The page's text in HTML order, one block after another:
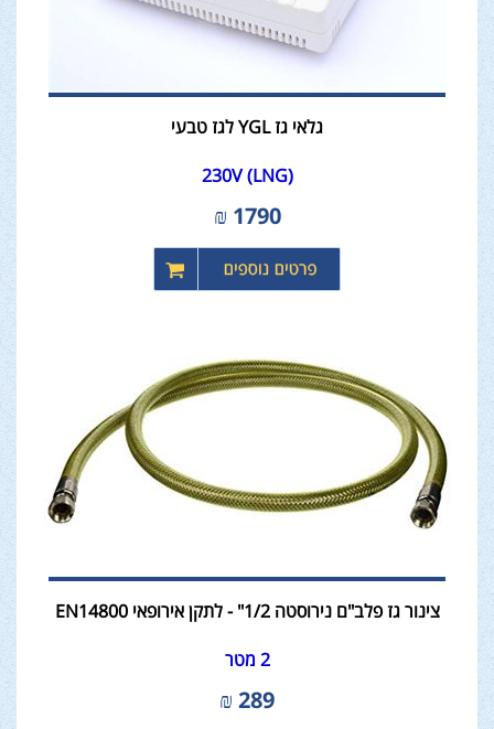
גלאי גז YGL לגז טבעי
230V (LNG)
1790
₪
צינור גז פלב"ם נירוסטה 1/2" - לתקן אירופאי EN14800
2 מטר
289
₪